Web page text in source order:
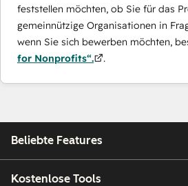
feststellen möchten, ob Sie für das
gemeinnützige Organisationen in
wenn Sie sich bewerben möchten,
for Nonprofits“.
.
Beliebte Features
Kostenlose Tools